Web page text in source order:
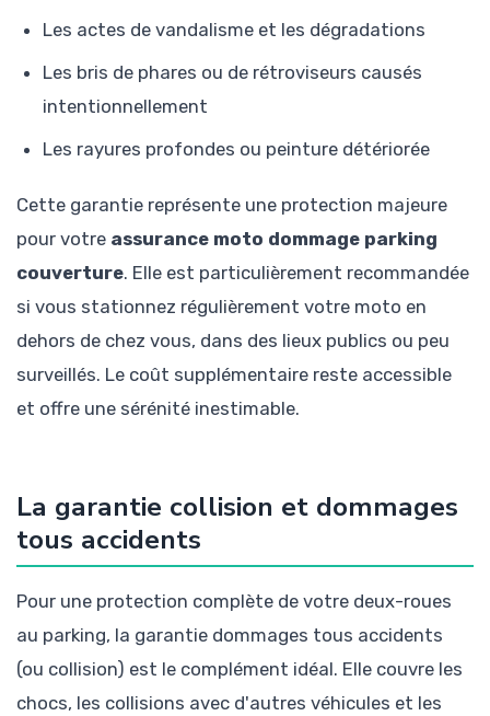
Les actes de vandalisme et les dégradations
Les bris de phares ou de rétroviseurs causés
intentionnellement
Les rayures profondes ou peinture détériorée
Cette garantie représente une protection majeure
pour votre assurance moto dommage parking
couverture. Elle est particulièrement recommandée
si vous stationnez régulièrement votre moto en
dehors de chez vous, dans des lieux publics ou peu
surveillés. Le coût supplémentaire reste accessible
et offre une sérénité inestimable.
La garantie collision et dommages
tous accidents
Pour une protection complète de votre deux-roues
au parking, la garantie dommages tous accidents
(ou collision) est le complément idéal. Elle couvre les
chocs, les collisions avec d'autres véhicules et les